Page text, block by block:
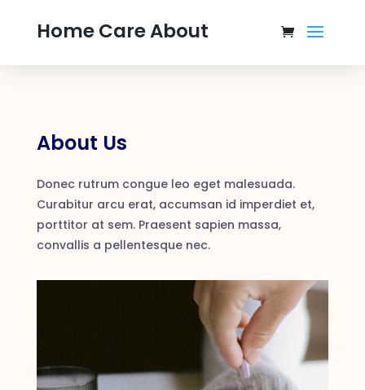
Home Care About
About Us
Donec rutrum congue leo eget malesuada.
Curabitur arcu erat, accumsan id imperdiet et,
porttitor at sem. Praesent sapien massa,
convallis a pellentesque nec.